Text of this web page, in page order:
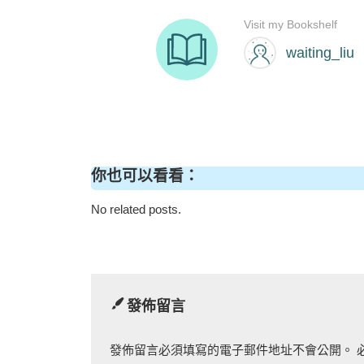
你也可以看看：
No related posts.
發佈留言
發佈留言必須填寫的電子郵件地址不會公開。